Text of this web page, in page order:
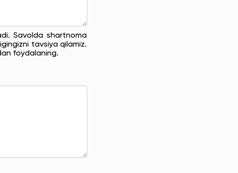
Savolda shartnoma
tavsiya qilamiz.
foydalaning.